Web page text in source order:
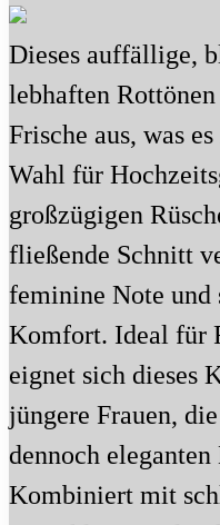
Dieses auffällige,
lebhaften
Frische aus, was
Wahl für
großzügigen
fließende Schnitt
feminine Note
Komfort. Ideal für
eignet sich dieses
jüngere Frauen,
dennoch
Kombiniert mit